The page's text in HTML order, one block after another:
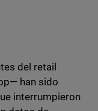
del retail
han sido
interrumpieron